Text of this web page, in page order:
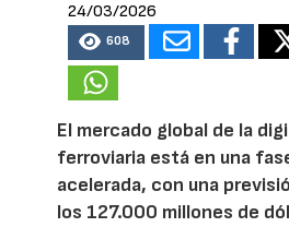
24/03/2026
608
El mercado global de la
ferroviaria está en una
acelerada, con una
los 127.000 millones de